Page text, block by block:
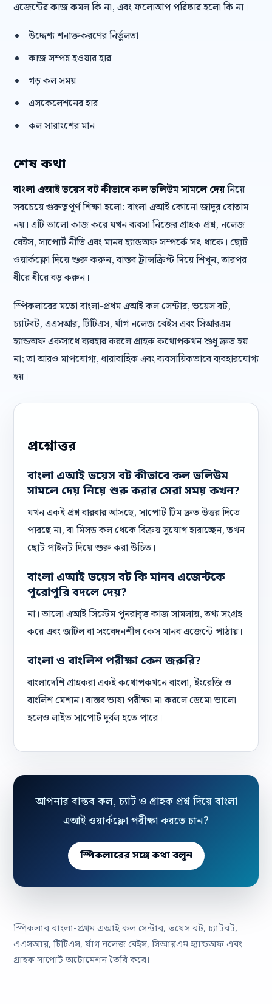
এজেন্টের কাজ কমল কি না, এবং ফলোআপ পরিষ্কার হলো কি না।
উদ্দেশ্য শনাক্তকরণের নির্ভুলতা
কাজ সম্পন্ন হওয়ার হার
গড় কল সময়
এসকেলেশনের হার
কল সারাংশের মান
শেষ কথা
বাংলা এআই ভয়েস বট কীভাবে কল ভলিউম সামলে দেয়নিয়ে
সবচেয়ে গুরুত্বপূর্ণ শিক্ষা হলো: বাংলা এআই কোনো জাদুর বোতাম
নয়। এটি ভালো কাজ করে যখন ব্যবসা নিজের গ্রাহক প্রশ্ন, নলেজ
বেইস, সাপোর্ট নীতি এবং মানব হ্যান্ডঅফ সম্পর্কে সৎ থাকে। ছোট
ওয়ার্কফ্লো দিয়ে শুরু করুন, বাস্তব ট্রান্সক্রিপ্ট দিয়ে শিখুন, তারপর
ধীরে ধীরে বড় করুন।
স্পিকলারের মতো বাংলা-প্রথম এআই কল সেন্টার, ভয়েস বট,
চ্যাটবট, এএসআর, টিটিএস, র্যাগ নলেজ বেইস এবং সিআরএম
হ্যান্ডঅফ একসাথে ব্যবহার করলে গ্রাহক কথোপকথন শুধু দ্রুত হয়
না; তা আরও মাপযোগ্য, ধারাবাহিক এবং ব্যবসায়িকভাবে ব্যবহারযোগ্য
হয়।
প্রশ্নোত্তর
বাংলা এআই ভয়েস বট কীভাবে কল ভলিউম
সামলে দেয় নিয়ে শুরু করার সেরা সময় কখন?
যখন একই প্রশ্ন বারবার আসছে, সাপোর্ট টিম দ্রুত উত্তর দিতে
পারছে না, বা মিসড কল থেকে বিক্রয় সুযোগ হারাচ্ছেন, তখন
ছোট পাইলট দিয়ে শুরু করা উচিত।
বাংলা এআই ভয়েস বট কি মানব এজেন্টকে
পুরোপুরি বদলে দেয়?
না। ভালো এআই সিস্টেম পুনরাবৃত্ত কাজ সামলায়, তথ্য সংগ্রহ
করে এবং জটিল বা সংবেদনশীল কেস মানব এজেন্টে পাঠায়।
বাংলা ও বাংলিশ পরীক্ষা কেন জরুরি?
বাংলাদেশি গ্রাহকরা একই কথোপকথনে বাংলা, ইংরেজি ও
বাংলিশ মেশান। বাস্তব ভাষা পরীক্ষা না করলে ডেমো ভালো
হলেও লাইভ সাপোর্ট দুর্বল হতে পারে।
আপনার বাস্তব কল, চ্যাট ও গ্রাহক প্রশ্ন দিয়ে বাংলা
এআই ওয়ার্কফ্লো পরীক্ষা করতে চান?
স্পিকলারের সঙ্গে কথা বলুন
স্পিকলার বাংলা-প্রথম এআই কল সেন্টার, ভয়েস বট, চ্যাটবট,
এএসআর, টিটিএস, র্যাগ নলেজ বেইস, সিআরএম হ্যান্ডঅফ এবং
গ্রাহক সাপোর্ট অটোমেশন তৈরি করে।